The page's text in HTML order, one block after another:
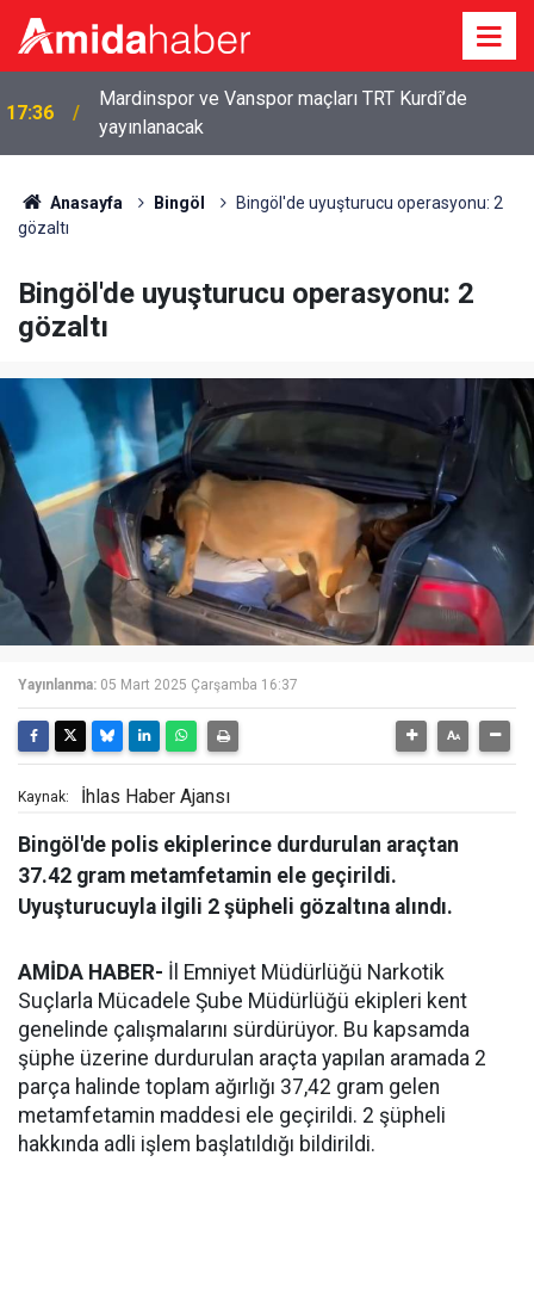
17:36
Mardinspor ve Vanspor maçları TRT Kurdî’de
yayınlanacak
Anasayfa Bingöl
Bingöl'de uyuşturucu operasyonu: 2
gözaltı
Bingöl'de uyuşturucu operasyonu: 2
gözaltı
Yayınlanma: 05 Mart 2025 Çarşamba 16:37
Kaynak: İhlas Haber Ajansı
Bingöl'de polis ekiplerince durdurulan araçtan
37.42 gram metamfetamin ele geçirildi.
Uyuşturucuyla ilgili 2 şüpheli gözaltına alındı.
AMİDA HABER- İl Emniyet Müdürlüğü Narkotik
Suçlarla Mücadele Şube Müdürlüğü ekipleri kent
genelinde çalışmalarını sürdürüyor. Bu kapsamda
şüphe üzerine durdurulan araçta yapılan aramada 2
parça halinde toplam ağırlığı 37,42 gram gelen
metamfetamin maddesi ele geçirildi. 2 şüpheli
hakkında adli işlem başlatıldığı bildirildi.